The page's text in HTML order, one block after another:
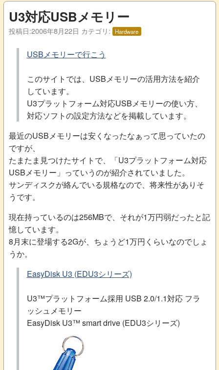
U3対応USBメモリー
投稿日:2006年8月22日 カテゴリ: Hardware
USBメモリーで行こう
このサイトでは、USBメモリーの活用方法を紹介
しています。
U3プラットフォーム対応USBメモリーの使い方、
対応ソフトの設定方法などを掲載しています。
最近のUSBメモリーは安くなったなぁって思っていたの
ですが、
たまたま見つけたサイトで、「U3プラットフォーム対応
USBメモリー」っていうのが紹介されていました。
サンディスクが絡んでいる規格なので、将来性がありそ
うです。
現在持っているのは256MBで、それが1万円弱だったと記
憶しています。
8月末に登場する2Gが、ちょうど1万円くらいなのでしょ
うか。
EasyDisk U3 (EDU3シリーズ)
U3™プラットフォーム採用 USB 2.0/1.1対応 フラ
ッシュメモリー
EasyDisk U3™ smart drive (EDU3シリーズ)